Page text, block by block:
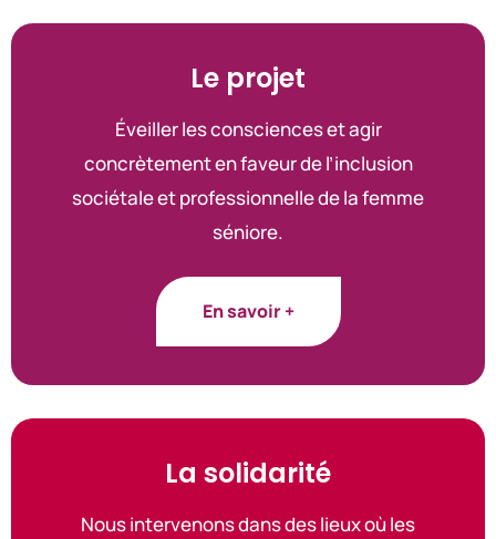
Le projet
Éveiller les consciences et agir
concrètement en faveur de l’inclusion
sociétale et professionnelle de la femme
séniore.
En savoir +
La solidarité
Nous intervenons dans des lieux où les